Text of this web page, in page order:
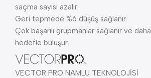
saçma sayısı azalır.
Geri tepmede %6 düşüş sağlanır.
Çok başarılı grupmanlar sağlanır ve
hedefle buluşur.
VECTOR PRO NAMLU TEKNOLOJİSİ